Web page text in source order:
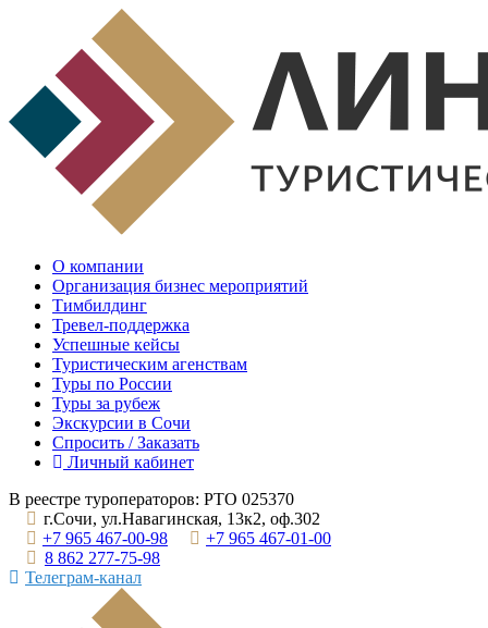
О компании
Организация бизнес мероприятий
Тимбилдинг
Тревел-поддержка
Успешные кейсы
Туристическим агенствам
Туры по России
Туры за рубеж
Экскурсии в Сочи
Спросить / Заказать
Личный кабинет
В реестре туроператоров: РТО 025370
г.Сочи, ул.Навагинская, 13к2, оф.302
+7 965 467-00-98
+7 965 467-01-00
8 862 277-75-98
Телеграм-канал